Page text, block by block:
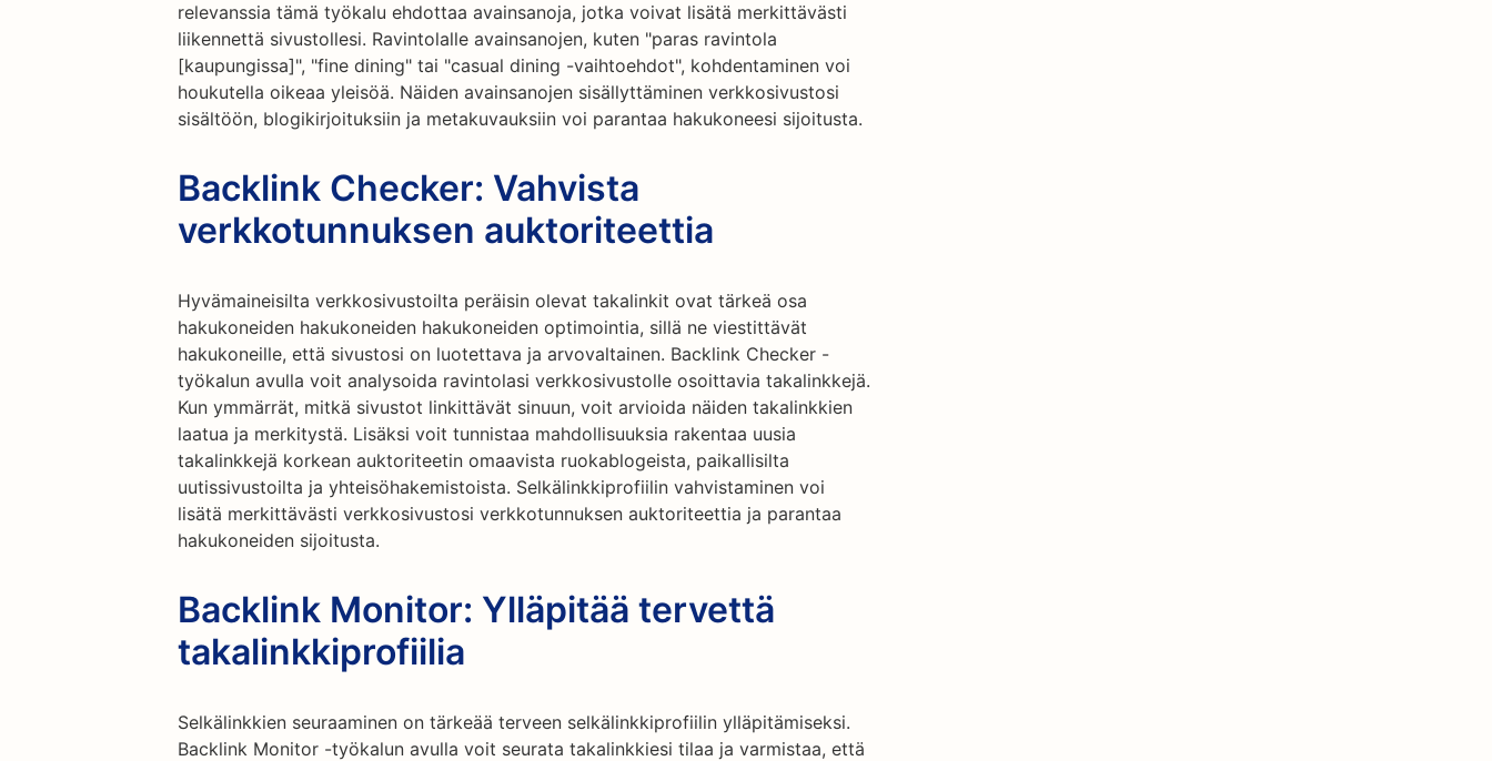
relevanssia tämä työkalu ehdottaa avainsanoja, jotka voivat lisätä merkittävästi
liikennettä sivustollesi. Ravintolalle avainsanojen, kuten "paras ravintola
[kaupungissa]", "fine dining" tai "casual dining -vaihtoehdot", kohdentaminen voi
houkutella oikeaa yleisöä. Näiden avainsanojen sisällyttäminen verkkosivustosi
sisältöön, blogikirjoituksiin ja metakuvauksiin voi parantaa hakukoneesi sijoitusta.
Backlink Checker: Vahvista
verkkotunnuksen auktoriteettia
Hyvämaineisilta verkkosivustoilta peräisin olevat takalinkit ovat tärkeä osa
hakukoneiden hakukoneiden hakukoneiden optimointia, sillä ne viestittävät
hakukoneille, että sivustosi on luotettava ja arvovaltainen. Backlink Checker -
työkalun avulla voit analysoida ravintolasi verkkosivustolle osoittavia takalinkkejä.
Kun ymmärrät, mitkä sivustot linkittävät sinuun, voit arvioida näiden takalinkkien
laatua ja merkitystä. Lisäksi voit tunnistaa mahdollisuuksia rakentaa uusia
takalinkkejä korkean auktoriteetin omaavista ruokablogeista, paikallisilta
uutissivustoilta ja yhteisöhakemistoista. Selkälinkkiprofiilin vahvistaminen voi
lisätä merkittävästi verkkosivustosi verkkotunnuksen auktoriteettia ja parantaa
hakukoneiden sijoitusta.
Backlink Monitor: Ylläpitää tervettä
takalinkkiprofiilia
Selkälinkkien seuraaminen on tärkeää terveen selkälinkkiprofiilin ylläpitämiseksi.
Backlink Monitor -työkalun avulla voit seurata takalinkkiesi tilaa ja varmistaa, että